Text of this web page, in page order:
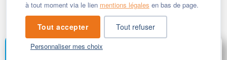
à tout moment via le lien mentions légales en bas de page.
Tout accepter Tout refuser
Personnaliser mes choix
- © 2026 Habitat & Humanisme